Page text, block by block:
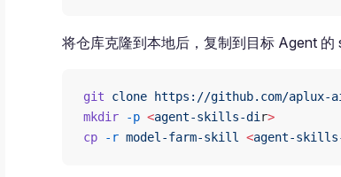
将仓库克隆到本地后，复制到目标 Agent 的
git clone https://github.com/
mkdir -p <agent-skills-di r>
cp -r model-farm-skill <agent-